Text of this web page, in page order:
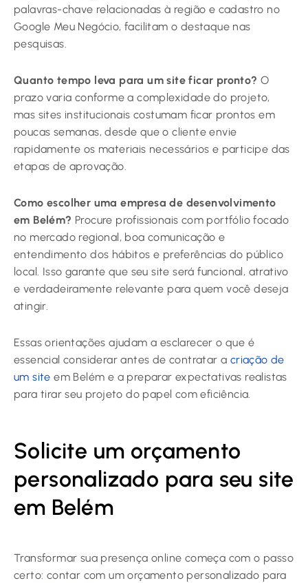
palavras-chave relacionadas à região e cadastro no
Google Meu Negócio, facilitam o destaque nas
pesquisas.
Quanto tempo leva para um site ficar pronto? O
prazo varia conforme a complexidade do projeto,
mas sites institucionais costumam ficar prontos em
poucas semanas, desde que o cliente envie
rapidamente os materiais necessários e participe das
etapas de aprovação.
Como escolher uma empresa de desenvolvimento
em Belém? Procure profissionais com portfólio focado
no mercado regional, boa comunicação e
entendimento dos hábitos e preferências do público
local. Isso garante que seu site será funcional, atrativo
e verdadeiramente relevante para quem você deseja
atingir.
Essas orientações ajudam a esclarecer o que é
essencial considerar antes de contratar a criação de
um site em Belém e a preparar expectativas realistas
para tirar seu projeto do papel com eficiência.
Solicite um orçamento
personalizado para seu site
em Belém
Transformar sua presença online começa com o passo
certo: contar com um orçamento personalizado para